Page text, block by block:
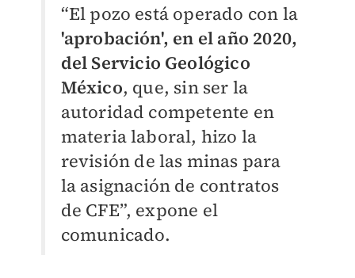
“El pozo está operado con la
'aprobación', en el año 2020,
del Servicio Geológico
México, que, sin ser la
autoridad competente en
materia laboral, hizo la
revisión de las minas para
la asignación de contratos
de CFE”, expone el
comunicado.